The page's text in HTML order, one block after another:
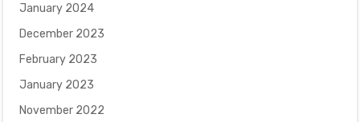
January 2024
December 2023
February 2023
January 2023
November 2022